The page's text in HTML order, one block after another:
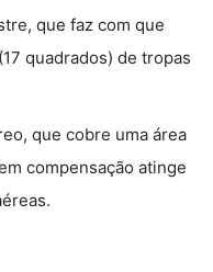
que faz com que
quadrados) de tropas
que cobre uma área
compensação atinge